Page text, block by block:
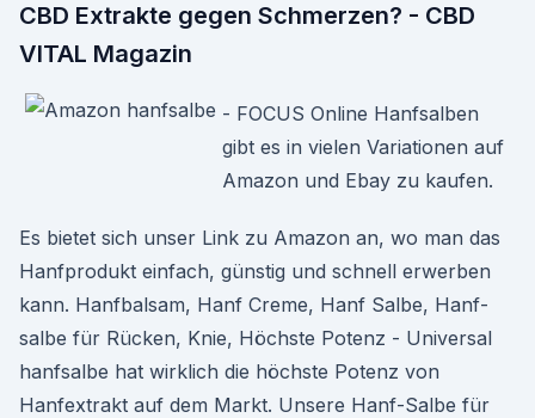
CBD Extrakte gegen Schmerzen? - CBD
VITAL Magazin
- FOCUS Online Hanfsalben
gibt es in vielen Variationen auf
Amazon und Ebay zu kaufen.
Es bietet sich unser Link zu Amazon an, wo man das
Hanfprodukt einfach, günstig und schnell erwerben
kann. Hanfbalsam, Hanf Creme, Hanf Salbe, Hanf-
salbe für Rücken, Knie, Höchste Potenz - Universal
hanfsalbe hat wirklich die höchste Potenz von
Hanfextrakt auf dem Markt. Unsere Hanf-Salbe für